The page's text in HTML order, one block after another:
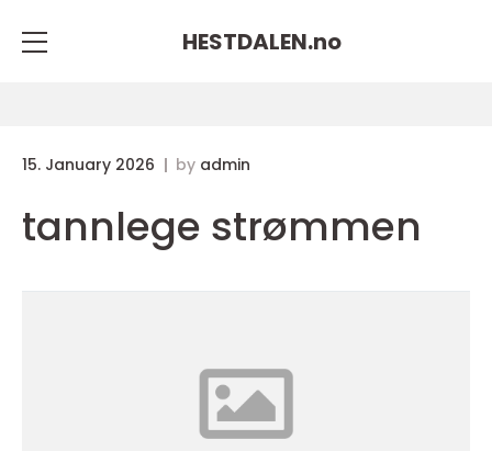
HESTDALEN.no
15. January 2026 by admin
tannlege strømmen